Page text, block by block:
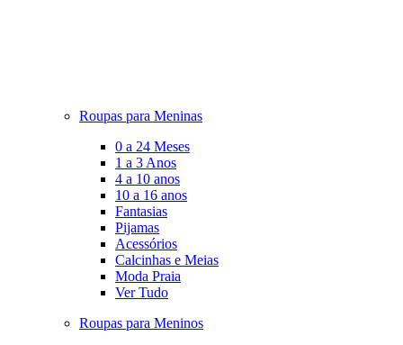
Roupas para Meninas
0 a 24 Meses
1 a 3 Anos
4 a 10 anos
10 a 16 anos
Fantasias
Pijamas
Acessórios
Calcinhas e Meias
Moda Praia
Ver Tudo
Roupas para Meninos